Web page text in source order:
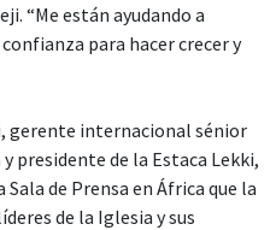
“Me están ayudando a
para hacer crecer y
gerente internacional sénior
presidente de la Estaca Lekki,
de Prensa en África que la
de la Iglesia y sus